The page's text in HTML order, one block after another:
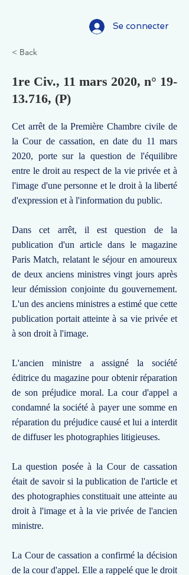
Se connecter
< Back
1re Civ., 11 mars 2020, n° 19-
13.716, (P)
Cet arrêt de la Première Chambre civile de
la Cour de cassation, en date du 11 mars
2020, porte sur la question de l'équilibre
entre le droit au respect de la vie privée et à
l'image d'une personne et le droit à la liberté
d'expression et à l'information du public.
Dans cet arrêt, il est question de la
publication d'un article dans le magazine
Paris Match, relatant le séjour en amoureux
de deux anciens ministres vingt jours après
leur démission conjointe du gouvernement.
L'un des anciens ministres a estimé que cette
publication portait atteinte à sa vie privée et
à son droit à l'image.
L'ancien ministre a assigné la société
éditrice du magazine pour obtenir réparation
de son préjudice moral. La cour d'appel a
condamné la société à payer une somme en
réparation du préjudice causé et lui a interdit
de diffuser les photographies litigieuses.
La question posée à la Cour de cassation
était de savoir si la publication de l'article et
des photographies constituait une atteinte au
droit à l'image et à la vie privée de l'ancien
ministre.
La Cour de cassation a confirmé la décision
de la cour d'appel. Elle a rappelé que le droit